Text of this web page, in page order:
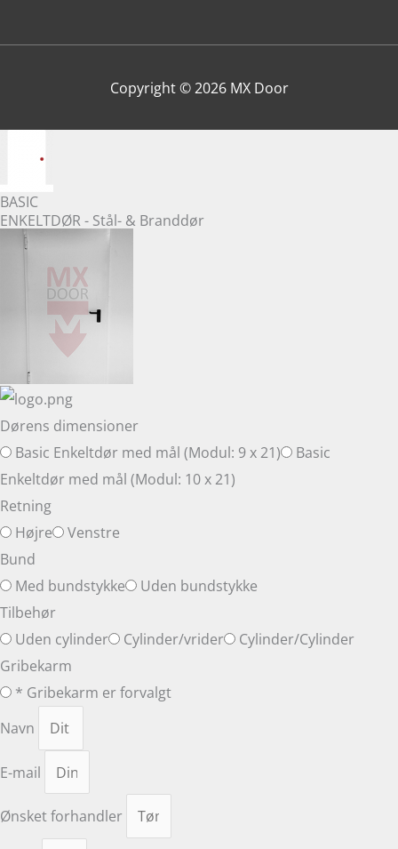
Copyright © 2026 MX Door
BASIC
ENKELTDØR - Stål- & Branddør
Dørens dimensioner
Basic Enkeltdør med mål (Modul: 9 x 21)
Basic
Enkeltdør med mål (Modul: 10 x 21)
Retning
Højre
Venstre
Bund
Med bundstykke
Uden bundstykke
Tilbehør
Uden cylinder
Cylinder/vrider
Cylinder/Cylinder
Gribekarm
* Gribekarm er forvalgt
Navn
E-mail
Ønsket forhandler